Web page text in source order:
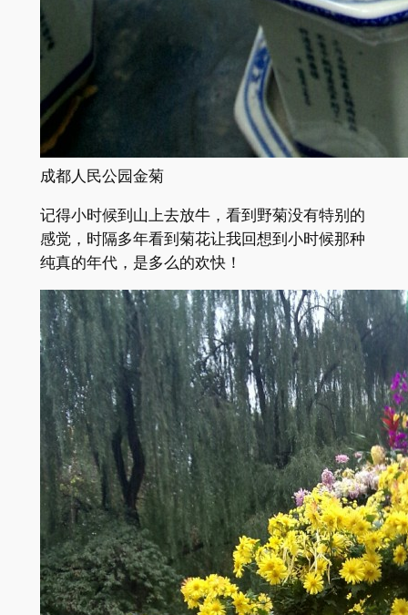
成都人民公园金菊
记得小时候到山上去放牛，看到野菊没有特别的
感觉，时隔多年看到菊花让我回想到小时候那种
纯真的年代，是多么的欢快！